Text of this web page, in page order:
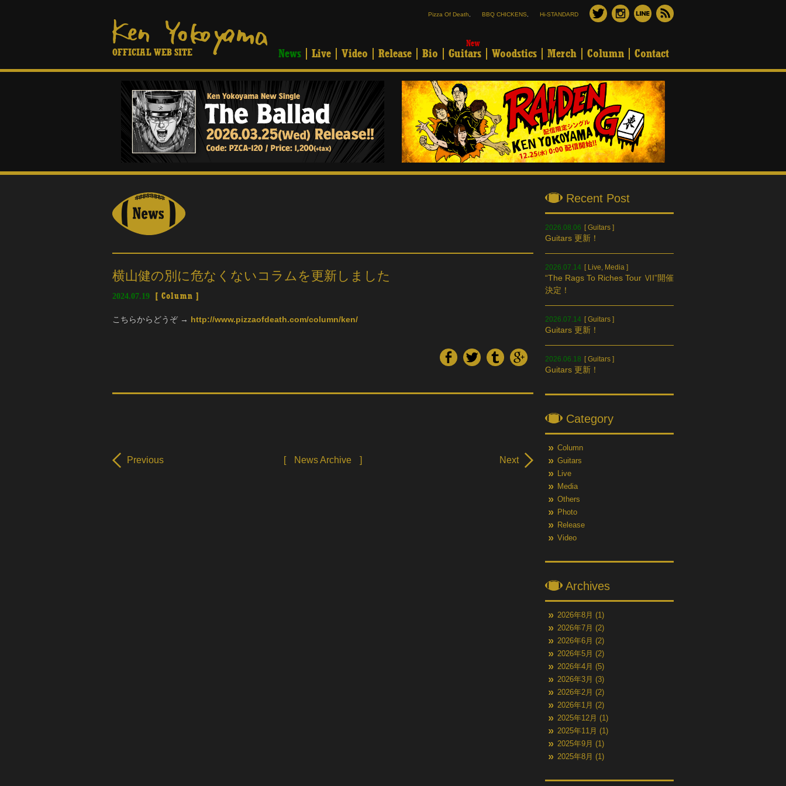
OFFICIAL WEB SITE
Pizza Of Death BBQ CHICKENS Hi-STANDARD
News Live Video Release Bio
New
Guitars Woodstics Merch Column Contact
横山健の別に危なくないコラムを更新しました
2024.07.19 [ Column ]
こちらからどうぞ → http://www.pizzaofdeath.com/column/ken/
Previous [ News Archive ] Next
Recent Post
2026.08.06 [Guitars ]
Guitars 更新！
2026.07.14 [ Live, Media ]
“The Rags To Riches Tour ⅥI”開催
決定！
2026.07.14 [Guitars ]
Guitars 更新！
2026.06.18 [Guitars ]
Guitars 更新！
Category
Column
Guitars
Live
Media
Others
Photo
Release
Video
Archives
2026年8月 (1)
2026年7月 (2)
2026年6月 (2)
2026年5月 (2)
2026年4月 (5)
2026年3月 (3)
2026年2月 (2)
2026年1月 (2)
2025年12月 (1)
2025年11月 (1)
2025年9月 (1)
2025年8月 (1)